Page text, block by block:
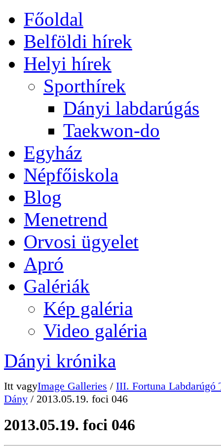
Főoldal
Belföldi hírek
Helyi hírek
Sporthírek
Dányi labdarúgás
Taekwon-do
Egyház
Népfőiskola
Blog
Menetrend
Orvosi ügyelet
Apró
Galériák
Kép galéria
Video galéria
Dányi krónika
Itt vagyImage Galleries / III. Fortuna Labdarúgó
Dány / 2013.05.19. foci 046
2013.05.19. foci 046